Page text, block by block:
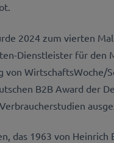
2024 zum vierten
Dienstleister für den
von WirtschaftsWoche/
B2B Award der
das 1963 von Heinrich